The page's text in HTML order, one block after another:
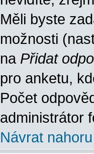
Měli byste
možnosti
na Přidat
pro anketu,
Počet
administrátor
Návrat nahoru